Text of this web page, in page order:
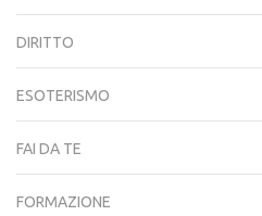
DIRITTO
ESOTERISMO
FAI DA TE
FORMAZIONE